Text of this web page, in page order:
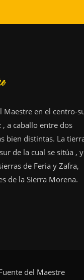
Maestre en el centro-
a caballo entre dos
bien distintas. La
de la cual se sitúa , y
de Feria y Zafra,
de la Sierra Morena.
del Maestre